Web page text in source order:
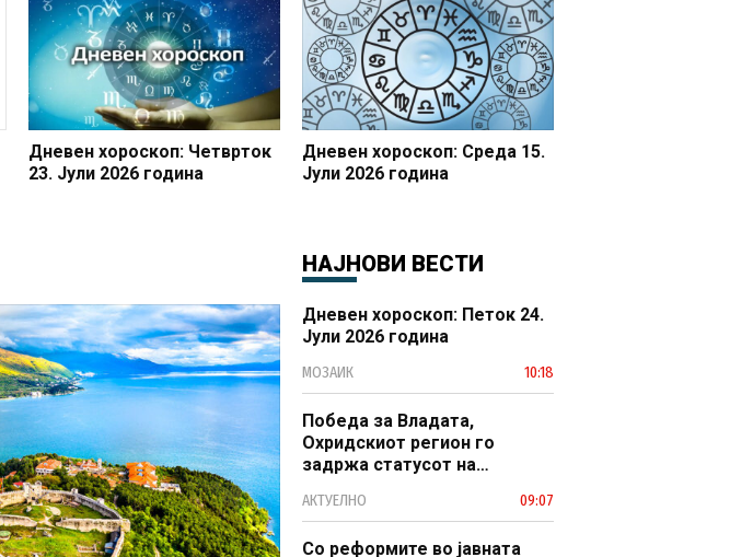
Дневен хороскоп: Четврток
23. Јули 2026 година
Дневен хороскоп: Среда 15.
Јули 2026 година
НАЈНОВИ ВЕСТИ
Дневен хороскоп: Петок 24.
Јули 2026 година
МОЗАИК 10:18
Победа за Владата,
Охридскиот регион го
задржа статусот на
наследство
АКТУЕЛНО 09:07
Со реформите во јавната